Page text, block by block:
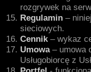
rozgrywek na
Regulamin –
sieciowych.
Cennik– wykaz
Umowa– umowa
Usługobiorcę z